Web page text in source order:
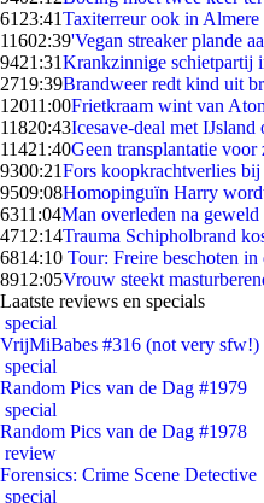
61 23:41Taxiterreur ook in Almere
11602:39'Vegan streaker plande
9421:31Krankzinnige schietpartij
2719:39Brandweer redt kind uit
12011:00Frietkraam wint van
11820:43Icesave-deal met IJsland
11421:40Geen transplantatie voor
9300:21Fors koopkrachtverlies
9509:08Homopinguïn Harry
6311:04Man overleden na
4712:14Trauma Schipholbrand
6814:10 Tour: Freire beschoten in
8912:05Vrouw steekt
Laatste reviews en specials
special
VrijMiBabes #316 (not very sfw!)
special
Random Pics van de Dag #1979
special
Random Pics van de Dag #1978
review
Forensics: Crime Scene Detective
special